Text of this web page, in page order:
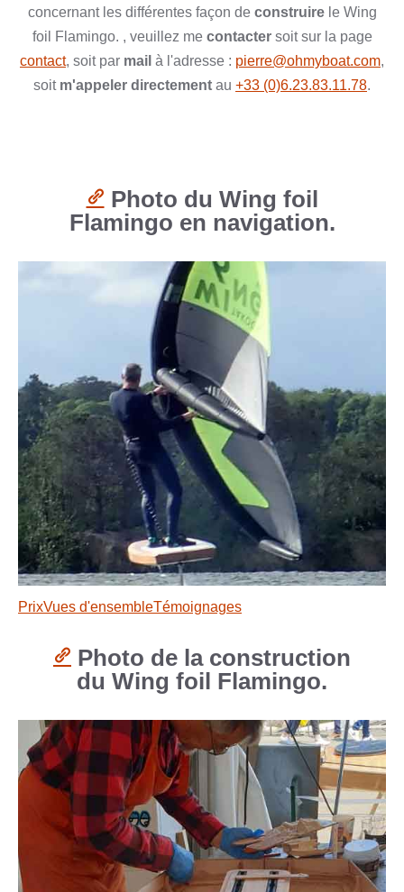
concernant les différentes façon de construirele Wing
foil Flamingo. , veuillez me contactersoit sur la page
contact, soit par mail à l'adresse : pierre@ohmyboat.com,
soit m'appeler directement au +33 (0)6.23.83.11.78.
Photo du Wing foil
Flamingo en navigation.
PrixVues d'ensembleTémoignages
Photo de la construction
du Wing foil Flamingo.